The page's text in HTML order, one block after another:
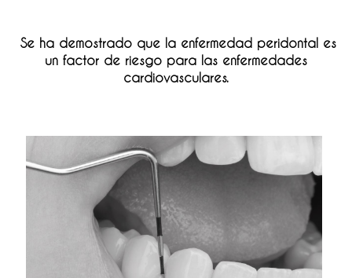
Se ha demostrado que la enfermedad peridontal es
un factor de riesgo para las enfermedades
cardiovasculares.